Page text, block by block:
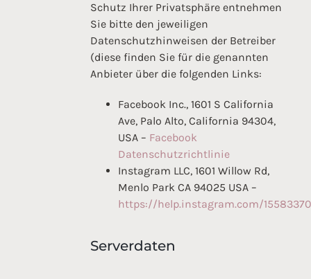
Schutz Ihrer Privatsphäre entnehmen
Sie bitte den jeweiligen
Datenschutzhinweisen der Betreiber
(diese finden Sie für die genannten
Anbieter über die folgenden Links:
Facebook Inc., 1601 S California
Ave, Palo Alto, California 94304,
USA – Facebook
Datenschutzrichtlinie
Instagram LLC, 1601 Willow Rd,
Menlo Park CA 94025 USA –
https://help.instagram.com/
Serverdaten